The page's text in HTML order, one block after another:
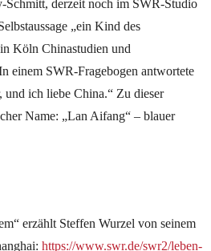
Schmitt, derzeit noch im SWR-Studio
„ein Kind des
Köln Chinastudien und
einem SWR-Fragebogen antwortete
ich liebe China.“ Zu dieser
Name: „Lan Aifang“ – blauer
erzählt Steffen Wurzel von seinem
https://www.swr.de/swr2/leben-